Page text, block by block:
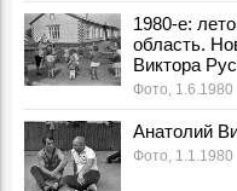
Добрым словом помянут
События, 7 Августа 1982
Пленум Цильнинского
События, 7 Августа 1991
Из репортажа Г.А.
События, 7 Августа 1992
1980-е:
область.
Виктора
Фото, 1.6.1980
Анатолий
Фото, 1.1.1980